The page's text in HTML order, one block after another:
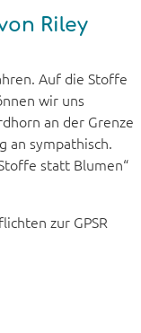
Riley
Auf die Stoffe
wir uns
an der Grenze
an sympathisch.
statt Blumen“
zur GPSR